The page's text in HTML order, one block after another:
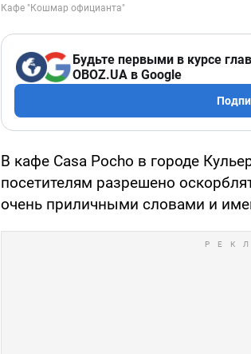
Будьте первыми в курсе
OBOZ.UA в Google
В кафе Casa Pocho в городе
посетителям разрешено
очень приличными словами и